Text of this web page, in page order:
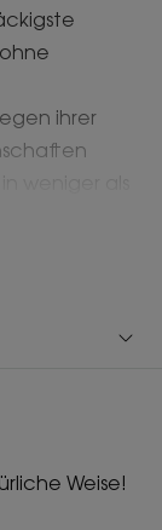
ihrer
und
Film zu
Weise!